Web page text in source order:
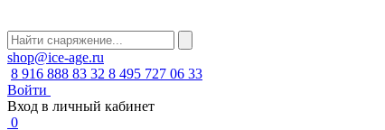
shop@ice-age.ru
8 916 888 83 32 8 495 727 06 33
Войти
Вход в личный кабинет
0